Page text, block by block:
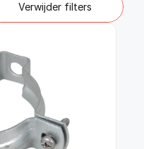
Verwijder filters